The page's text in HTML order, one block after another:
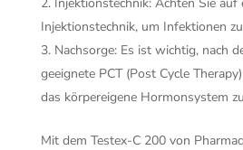
Injektionstechnik, um Infektionen
Nachsorge: Es ist wichtig, nach
geeignete PCT (Post Cycle
das körpereigene Hormonsystem
Mit dem Testex-C 200 von